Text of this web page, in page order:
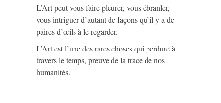
L’Art peut vous faire pleurer, vous ébranler,
vous intriguer d’autant de façons qu’il y a de
paires d’œils à le regarder.
L’Art est l’une des rares choses qui perdure à
travers le temps, preuve de la trace de nos
humanités.